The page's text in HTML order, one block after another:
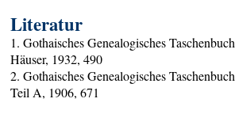
Literatur
1. Gothaisches Genealogisches
Häuser, 1932, 490
2. Gothaisches Genealogisches
Teil A, 1906, 671